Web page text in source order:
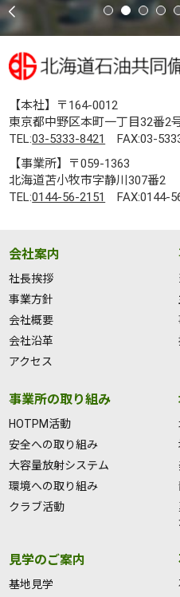
【本社】〒164-0012
東京都中野区本町一丁目32番2
TEL:03-5333-8421
FAX:03-
【事業所】〒059-1363
北海道苫小牧市字静川307番2
TEL:0144-56-2151 FAX:0144-
会社案内
社長挨拶
事業方針
会社概要
会社沿革
アクセス
事業所の取り組み
HOTPM活動
安全への取り組み
大容量放射システム
環境への取り組み
クラブ活動
見学のご案内
基地見学